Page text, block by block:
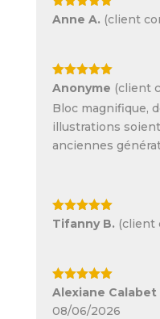
Note5 sur
Anne A. (client
Note5sur
Anonyme (client
Bloc magnifique,
illustrations
anciennes
Note5sur
Tifanny B. (client
Note5sur
Alexiane Calabet
08/06/2026